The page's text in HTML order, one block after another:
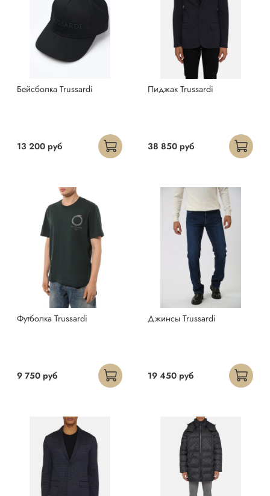
Бейсболка Trussardi
13 200 руб
Пиджак Trussardi
38 850 руб
Футболка Trussardi
9 750 руб
Джинсы Trussardi
19 450 руб